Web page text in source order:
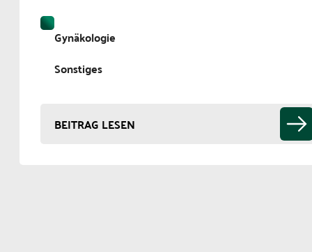
Gynäkologie
Sonstiges
BEITRAG LESEN